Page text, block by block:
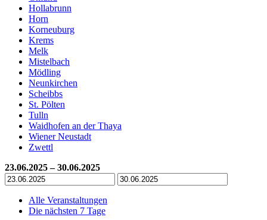
Hollabrunn
Horn
Korneuburg
Krems
Melk
Mistelbach
Mödling
Neunkirchen
Scheibbs
St. Pölten
Tulln
Waidhofen an der Thaya
Wiener Neustadt
Zwettl
23.06.2025 – 30.06.2025
Alle Veranstaltungen
Die nächsten 7 Tage